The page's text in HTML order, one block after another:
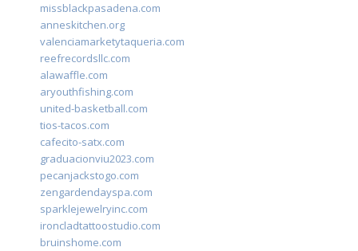
missblackpasadena.com
anneskitchen.org
valenciamarketytaqueria.com
reefrecordsllc.com
alawaffle.com
aryouthfishing.com
united-basketball.com
tios-tacos.com
cafecito-satx.com
graduacionviu2023.com
pecanjackstogo.com
zengardendayspa.com
sparklejewelryinc.com
ironcladtattoostudio.com
bruinshome.com